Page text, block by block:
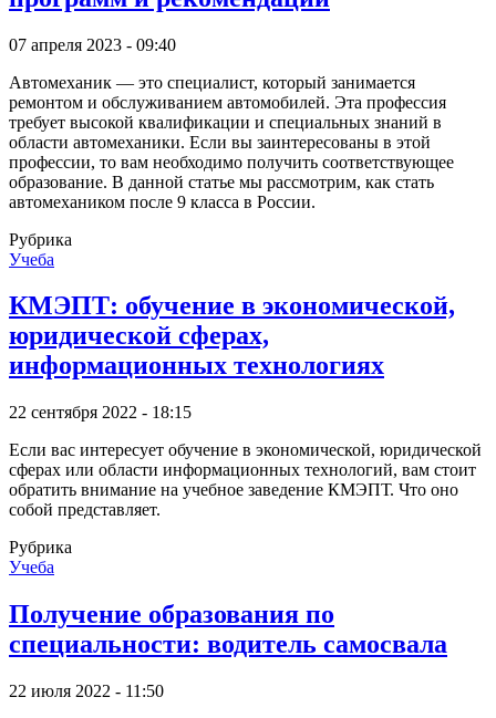
07 апреля 2023 - 09:40
Автомеханик — это специалист, который занимается
ремонтом и обслуживанием автомобилей. Эта профессия
требует высокой квалификации и специальных знаний в
области автомеханики. Если вы заинтересованы в этой
профессии, то вам необходимо получить соответствующее
образование. В данной статье мы рассмотрим, как стать
автомехаником после 9 класса в России.
Рубрика
Учеба
КМЭПТ: обучение в экономической,
юридической сферах,
информационных технологиях
22 сентября 2022 - 18:15
Если вас интересует обучение в экономической, юридической
сферах или области информационных технологий, вам стоит
обратить внимание на учебное заведение КМЭПТ. Что оно
собой представляет.
Рубрика
Учеба
Получение образования по
специальности: водитель самосвала
22 июля 2022 - 11:50